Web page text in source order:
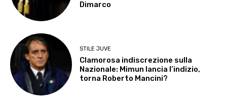
Dimarco
STILE JUVE
Clamorosa indiscrezione sulla
Nazionale: Mimun lancia l’indizio,
torna Roberto Mancini?